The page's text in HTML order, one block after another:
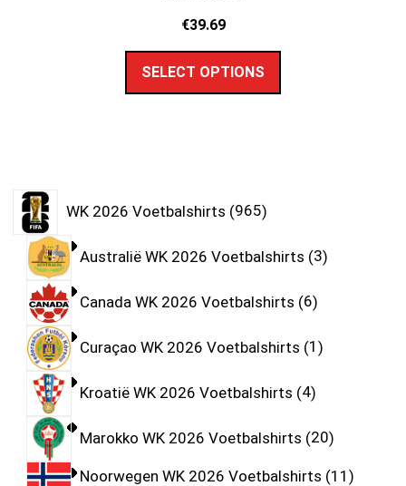
€39.69
SELECT OPTIONS
WK 2026 Voetbalshirts 965
Australië WK 2026 Voetbalshirts 3
Canada WK 2026 Voetbalshirts 6
Curaçao WK 2026 Voetbalshirts 1
Kroatië WK 2026 Voetbalshirts 4
Marokko WK 2026 Voetbalshirts 20
Noorwegen WK 2026 Voetbalshirts 11